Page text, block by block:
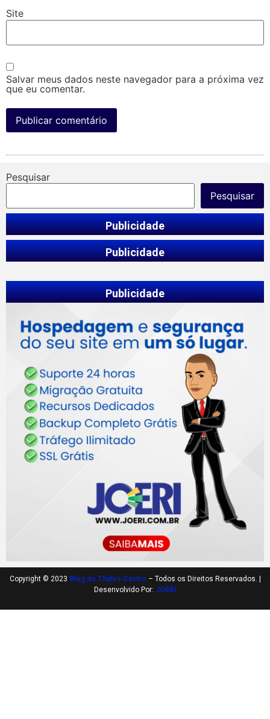
Site
Salvar meus dados neste navegador para a próxima vez
que eu comentar.
Pesquisar
Pesquisar
Publicidade
Publicidade
Publicidade
Copyright © 2023 Blog do Thales Castro – Todos os Direitos Reservados. |
Desenvolvido Por: JOERI